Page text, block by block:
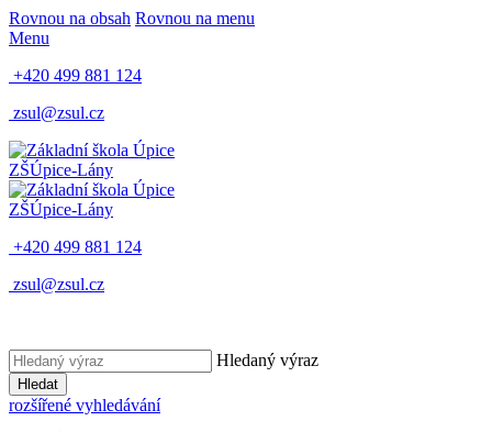
Rovnou na obsah Rovnou na menu
Menu
+420 499 881 124
zsul@zsul.cz
ZŠÚpice-Lány
ZŠÚpice-Lány
+420 499 881 124
zsul@zsul.cz
Hledaný výraz
Hledat
rozšířené vyhledávání